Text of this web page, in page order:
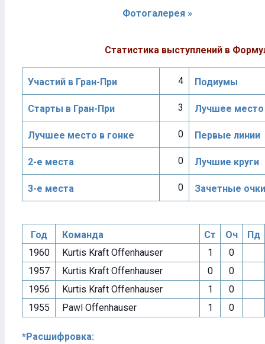
Фотогалерея »
Статистика выступлений в
Участий в Гран-При 4 Подиумы
Старты в Гран-При 3 Лучшее место
Лучшее место в гонке 0 Первые линии
2-е места 0 Лучшие круги
3-е места 0 Зачетные очки
Год Команда Ст Оч
Пд
1960
Kurtis Kraft Offenhauser 1
0
1957
Kurtis Kraft Offenhauser 0
0
1956
Kurtis Kraft Offenhauser 1
0
1955
Pawl Offenhauser 1 0
*Расшифровка: